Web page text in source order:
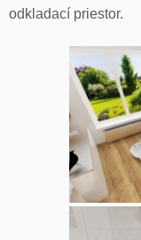
odkladací priestor.